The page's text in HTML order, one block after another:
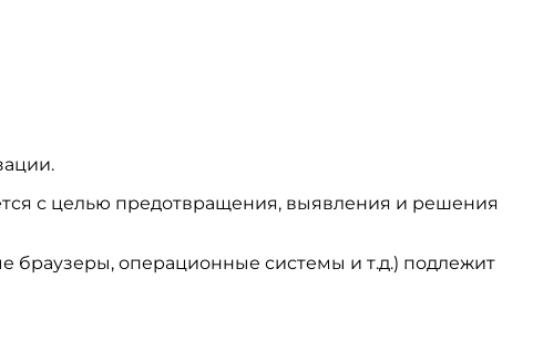
с целью предотвращения, выявления и решения
операционные системы и т.д.) подлежит